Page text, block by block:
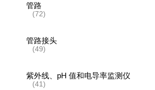
管路
(72)
管路接头
(49)
紫外线、pH 值和电导率监测仪
(41)